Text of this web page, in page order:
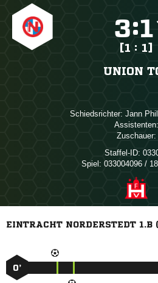
:
[1 : 1]
UNION
Schiedsrichter: 
Assistenten:
Zuschauer:
Staffel-ID:
Spiel: 033004096 /
EINTRACHT NORDERSTEDT 1.B
0’